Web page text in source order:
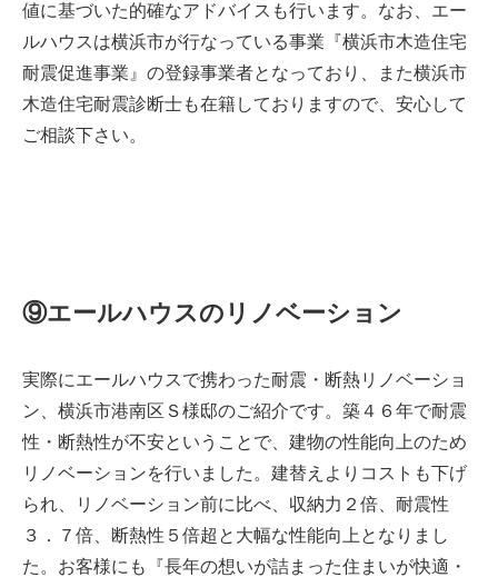
値に基づいた的確なアドバイスも行います。なお、エー
ルハウスは横浜市が行なっている事業『横浜市木造住宅
耐震促進事業』の登録事業者となっており、また横浜市
木造住宅耐震診断士も在籍しておりますので、安心して
ご相談下さい。
⑨エールハウスのリノベーション
実際にエールハウスで携わった耐震・断熱リノベーショ
ン、横浜市港南区Ｓ様邸のご紹介です。築４６年で耐震
性・断熱性が不安ということで、建物の性能向上のため
リノベーションを行いました。建替えよりコストも下げ
られ、リノベーション前に比べ、収納力２倍、耐震性
３．７倍、断熱性５倍超と大幅な性能向上となりまし
た。お客様にも『長年の想いが詰まった住まいが快適・